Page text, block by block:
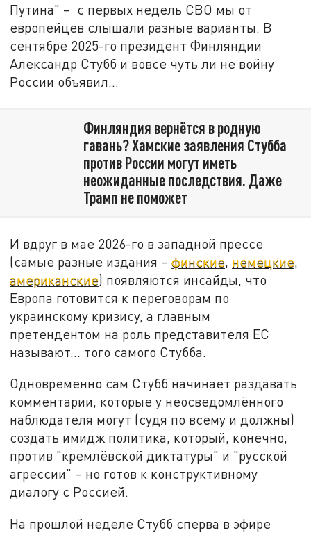
Путина" – с первых недель СВО мы от
европейцев слышали разные варианты. В
сентябре 2025-го президент Финляндии
Александр Стубб и вовсе чуть ли не войну
России объявил…
Финляндия вернётся в родную
гавань? Хамские заявления Стубба
против России могут иметь
неожиданные последствия. Даже
Трамп не поможет
И вдруг в мае 2026-го в западной прессе
(самые разные издания –финские, немецкие,
американские) появляются инсайды, что
Европа готовится к переговорам по
украинскому кризису, а главным
претендентом на роль представителя ЕС
называют... того самого Стубба.
Одновременно сам Стубб начинает раздавать
комментарии, которые у неосведомлённого
наблюдателя могут (судя по всему и должны)
создать имидж политика, который, конечно,
против "кремлёвской диктатуры" и "русской
агрессии" – но готов к конструктивному
диалогу с Россией.
На прошлой неделе Стубб сперва в эфире